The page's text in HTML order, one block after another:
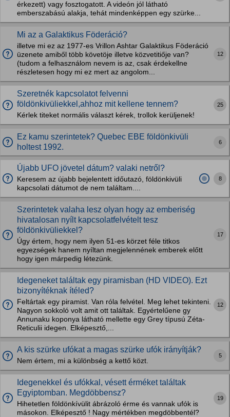
érkezett) vagy fosztogatott. A videón jól látható
emberszabású alakja, tehát mindenképpen egy szürke...
Mi az a Galaktikus Föderáció?
illetve mi ez az 1977-es Vrillon Ashtar Galaktikus Föderáció
üzenete amiből több követöje illetve közvetitiője van?
(tudom a felhasználom nevem is az, csak érdekellne
részletesen hogy mi ez mert az angolom...
12
Szeretnék kapcsolatot felvenni
földönkivüliekkel,ahhoz mit kellene tennem?
Kérlek titeket normális választ kérek, trollok kerüljenek!
25
Ez kamu szerintetek? Quebec EBE földönkivüli
holtest 1992.
6
Újabb UFO jövetel dátum? valaki netről?
Keresem az újabb bejelentett időutazó, földönkivüli
kapcsolati dátumot de nem találtam....
8
Szerintetek valaha lesz olyan hogy az emberiség
hivatalosan nyílt kapcsolatfelvételt tesz
földönkivüliekkel?
Úgy értem, hogy nem ilyen 51-es körzet féle titkos
egyezségek hanem nyíltan megjelennének emberek előtt
hogy igen márpedig létezünk.
17
Idegeneket találtak egy piramisban (HD VIDEO). Ezt
bizonyítéknak ítéled?
Feltártak egy piramist. Van róla felvétel. Meg lehet tekinteni.
Nagyon sokkoló volt amit ott találtak. Egyértelűene gy
Annunaku koponya látható mellette egy Grey típusú Zéta-
Reticulii idegen. Elképesztő,...
12
A kis szürke ufókat a magas szürke ufók irányítják?
Nem értem, mi a különbség a kettő közt.
5
Idegenekkel és ufókkal, vésett érméket találtak
Egyiptomban. Megdöbbensz?
Hihetetlen földönkívülit ábrázoló érme és vannak ufók is
másokon. Elképesztő ! Nagy mértékben megdöbbentél?
19